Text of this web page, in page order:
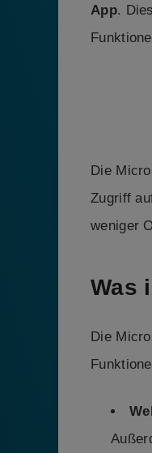
App.
Die
Zugriff
weniger
Was
Die